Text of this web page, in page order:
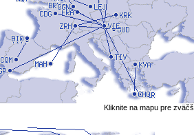
Kliknite na mapu pre